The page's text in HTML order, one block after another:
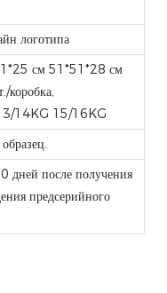
логотипа
см 51*51*28 см
14KG 15/16KG
дней после получения
предсерийного